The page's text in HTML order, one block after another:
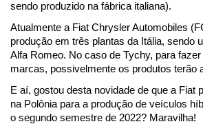
sendo produzido na fábrica italiana).
Atualmente a Fiat Chrysler Automobiles
produção em três plantas da Itália, sendo
Alfa Romeo. No caso de Tychy, para
marcas, possivelmente os produtos terão
E aí, gostou desta novidade de que a Fiat
na Polônia para a produção de veículos
o segundo semestre de 2022? Maravilha!